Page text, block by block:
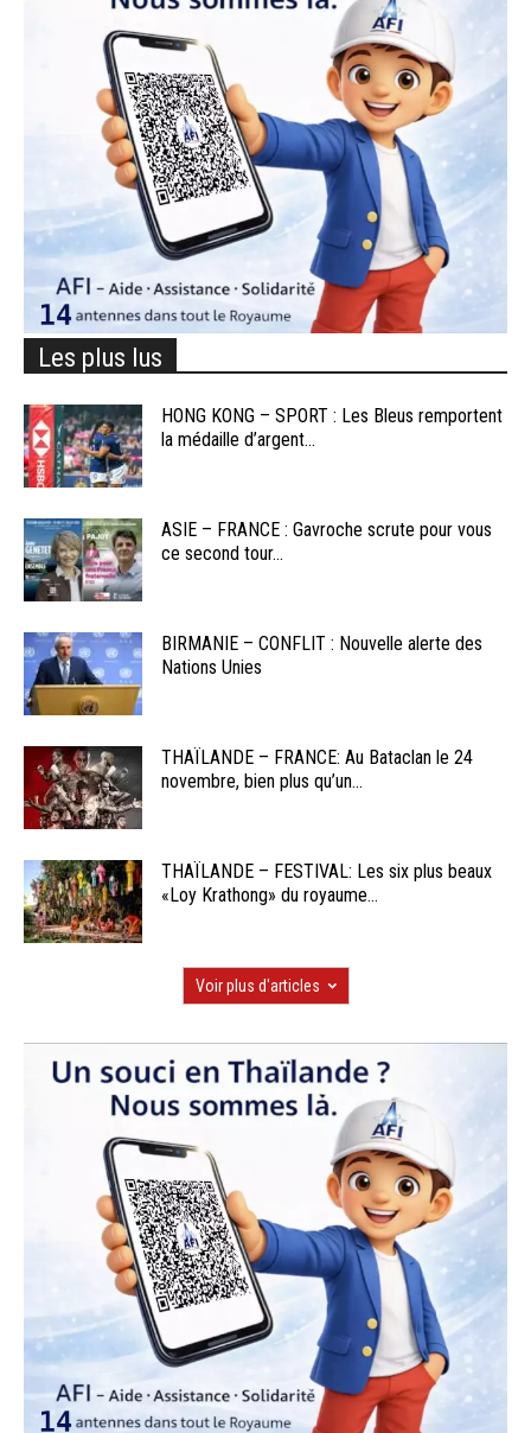
Les plus lus
HONG KONG – SPORT : Les Bleus remportent
la médaille d’argent...
ASIE – FRANCE : Gavroche scrute pour vous
ce second tour...
BIRMANIE – CONFLIT : Nouvelle alerte des
Nations Unies
THAÏLANDE – FRANCE: Au Bataclan le 24
novembre, bien plus qu’un...
THAÏLANDE – FESTIVAL: Les six plus beaux
«Loy Krathong» du royaume...
Voir plus d'articles